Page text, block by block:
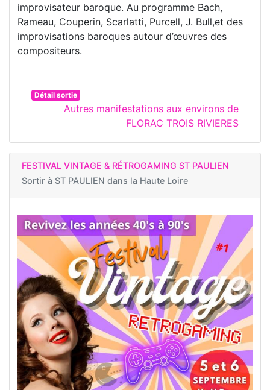
improvisateur baroque. Au programme Bach,
Rameau, Couperin, Scarlatti, Purcell, J. Bull,et des
improvisations baroques autour d’œuvres des
compositeurs.
Détail sortie
Autres manifestations aux environs de
FLORAC TROIS RIVIERES
FESTIVAL VINTAGE & RÉTROGAMING ST PAULIEN
Sortir à ST PAULIEN dans la Haute Loire